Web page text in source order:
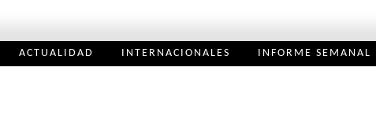
ACTUALIDAD INTERNACIONALES INFORME SEMANAL